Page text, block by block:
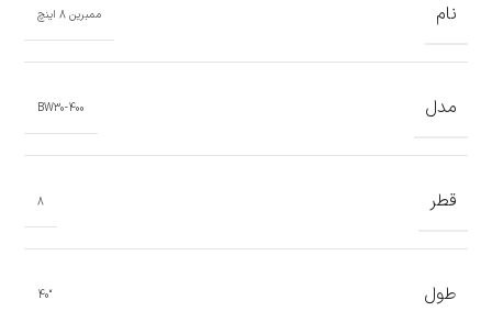
نام ممبرین 8 اینچ
مدل BW30-400
قطر 8
طول “40